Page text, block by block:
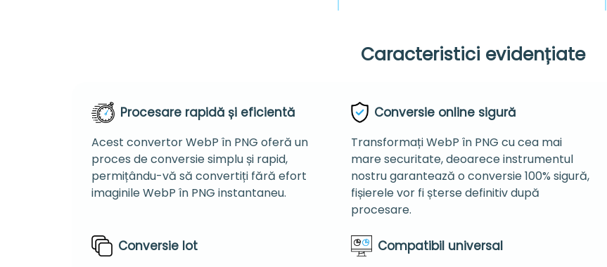
Caracteristici evidențiate
Procesare rapidă și eficientă
Acest convertor WebP în PNG oferă un
proces de conversie simplu și rapid,
permițându-vă să convertiți fără efort
imaginile WebP în PNG instantaneu.
Conversie online sigură
Transformați WebP în PNG cu cea mai
mare securitate, deoarece instrumentul
nostru garantează o conversie 100% sigură,
fișierele vor fi șterse definitiv după
procesare.
Conversie lot Compatibil universal